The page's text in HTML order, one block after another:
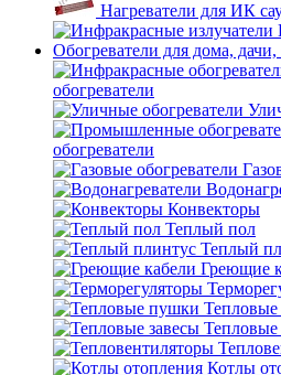
Нагреватели для ИК
Обогреватели для дома, дачи,
обогреватели
обогреватели
Конвекторы
Теплый пол
Теплый
Греющие
Тепловые
Котлы